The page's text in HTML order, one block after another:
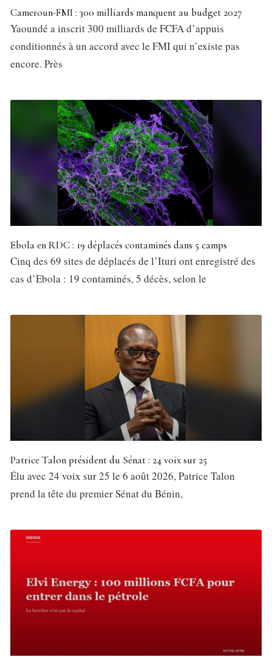
Cameroun-FMI : 300 milliards manquent au budget 2027
Yaoundé a inscrit 300 milliards de FCFA d’appuis
conditionnés à un accord avec le FMI qui n’existe pas
encore. Près
Ebola en RDC : 19 déplacés contaminés dans 5 camps
Cinq des 69 sites de déplacés de l’Ituri ont enregistré des
cas d’Ebola : 19 contaminés, 5 décès, selon le
Patrice Talon président du Sénat : 24 voix sur 25
Élu avec 24 voix sur 25 le 6 août 2026, Patrice Talon
prend la tête du premier Sénat du Bénin,